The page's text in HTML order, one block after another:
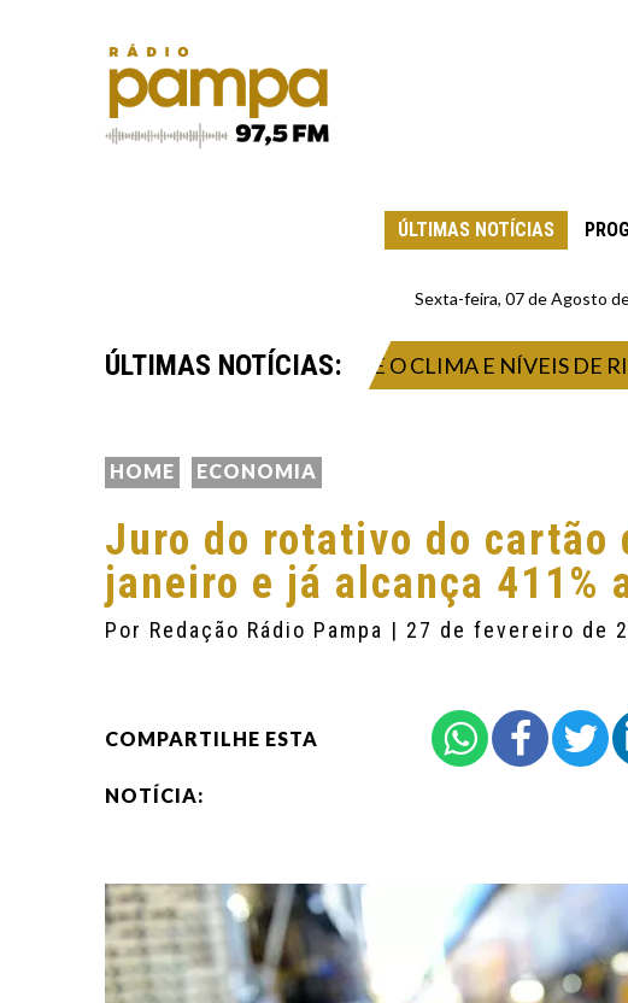
ÚLTIMAS NOTÍCIAS
Sexta-feira, 07 de Agosto
ÚLTIMAS NOTÍCIAS:
EM TEMPO REAL SOBRE O CLIMA E NÍVEIS DE RIOS
HOME ECONOMIA
Juro do rotativo do cartão
janeiro e já alcança 411%
Por Redação Rádio Pampa | 27 de fevereiro de
COMPARTILHE ESTA
NOTÍCIA: